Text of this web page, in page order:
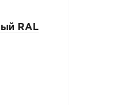
RAL